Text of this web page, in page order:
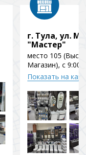
г. Тула, ул.
"Мастер"
место 105
Магазин), с 9:00
Показать на